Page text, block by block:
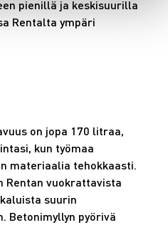
pienillä ja keskisuurilla
Rentalta ympäri
on jopa 170 litraa,
kun työmaa
materiaalia tehokkaasti.
Rentan vuokrattavista
suurin
Betonimyllyn pyörivä